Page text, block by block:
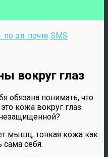
по эл. почте SMS
вокруг глаз
обязана понимать, что
кожа вокруг глаз.
мышц, тонкая кожа как
себя.